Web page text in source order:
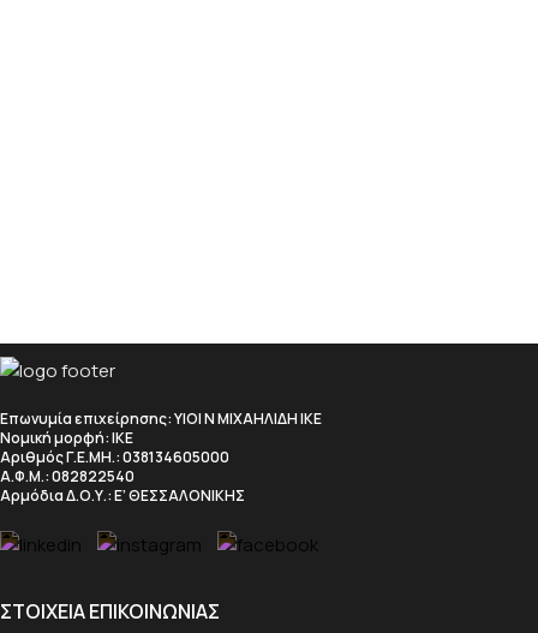
Επωνυμία επιχείρησης: ΥΙΟΙ Ν ΜΙΧΑΗΛΙΔΗ ΙΚΕ
Νομική μορφή: ΙΚΕ
Αριθμός Γ.Ε.ΜΗ.: 038134605000
Α.Φ.Μ.: 082822540
Αρμόδια Δ.Ο.Υ.: Ε’ ΘΕΣΣΑΛΟΝΙΚΗΣ
ΣΤΟΙΧΕΙΑ ΕΠΙΚΟΙΝΩΝΙΑΣ